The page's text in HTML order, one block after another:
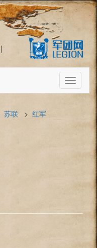
|
Toggle
苏联 > 红军